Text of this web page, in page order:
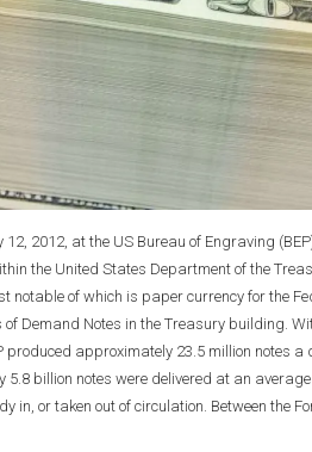
2012, at the US Bureau of Engraving
the United States Department of the
notable of which is paper currency for the
Demand Notes in the Treasury building.
produced approximately 23.5 million notes
billion notes were delivered at an
in, or taken out of circulation. Between the